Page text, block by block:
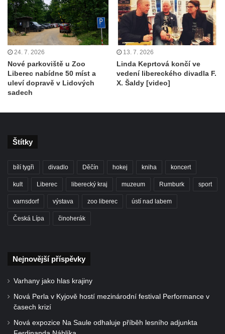
24. 7. 2026
Nové parkoviště u Zoo
Liberec nabídne 50 míst a
uleví dopravě v Lidových
sadech
13. 7. 2026
Linda Keprtová končí ve
vedení libereckého divadla F.
X. Šaldy [video]
Štítky
bílí tygři divadlo Děčín hokej kniha koncert
kult Liberec liberecký kraj muzeum Rumburk sport
varnsdorf výstava zoo liberec ústí nad labem
Česká Lípa činoherák
Nejnovější příspěvky
Varhany jako hlas krajiny
Nová Perla v Kyjově hostí mezinárodní festival Performance v
časech krizí
Nová expozice Na Saule odhaluje příběh lesního adjunkta